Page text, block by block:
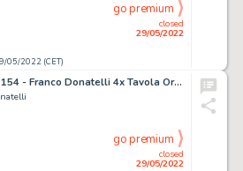
05/2022 (CET)
closed
29/05/2022
go premium
Zagor n. 154 - Franco Donatelli 4x Tavola Originale "Senza tregua" - Page volante - Exemplaire unique - (1978)
closed
29/05/2022
go premium